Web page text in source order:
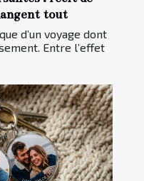
tout
d’un voyage dont
Entre l’effet